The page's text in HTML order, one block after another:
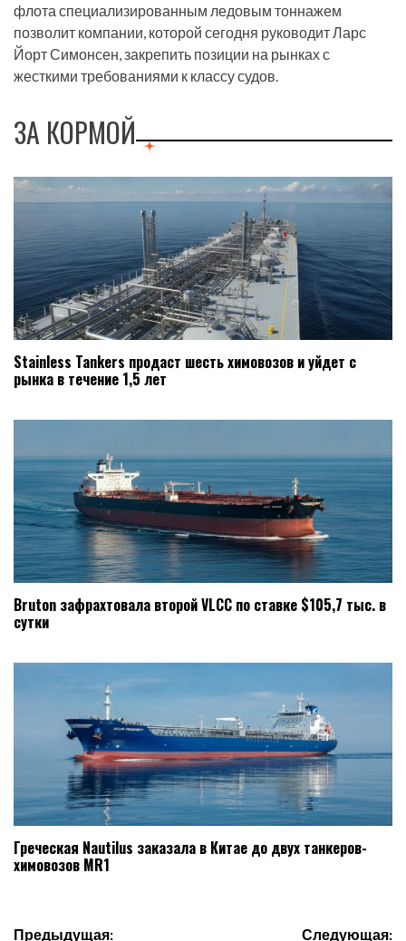
флота специализированным ледовым тоннажем
позволит компании, которой сегодня руководит Ларс
Йорт Симонсен, закрепить позиции на рынках с
жесткими требованиями к классу судов.
ЗА КОРМОЙ
Stainless Tankers продаст шесть химовозов и уйдет с
рынка в течение 1,5 лет
Bruton зафрахтовала второй VLCC по ставке $105,7 тыс. в
сутки
Греческая Nautilus заказала в Китае до двух танкеров-
химовозов MR1
Предыдущая: Следующая: